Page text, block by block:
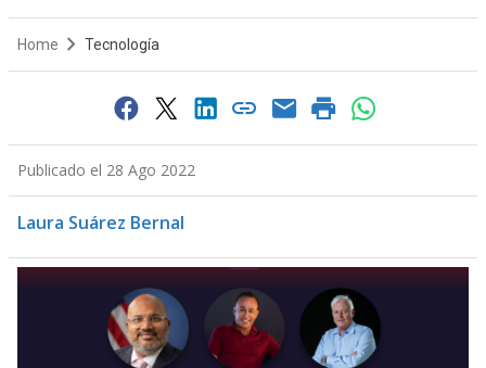
Home Tecnología
Publicado el 28 Ago 2022
Laura Suárez Bernal